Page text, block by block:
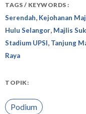
TAGS / KEYWORDS :
Serendah Kejohanan
Hulu Selangor Majlis
Stadium UPSI Tanjung
Raya
TOPIK:
Podium